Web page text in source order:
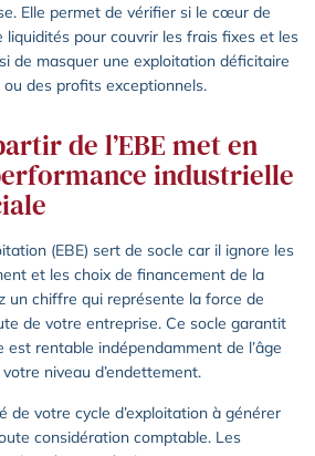
Elle permet de vérifier si le cœur de
liquidités pour couvrir les frais fixes et les
de masquer une exploitation déficitaire
ou des profits exceptionnels.
de l’EBE met en
industrielle
(EBE) sert de socle car il ignore les
et les choix de financement de la
un chiffre qui représente la force de
de votre entreprise. Ce socle garantit
est rentable indépendamment de l’âge
niveau d’endettement.
de votre cycle d’exploitation à générer
considération comptable. Les